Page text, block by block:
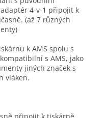
4-v-1 připojit k
(až 7 různých
k AMS spolu s
s AMS, jako
jiných značek s
vláken.